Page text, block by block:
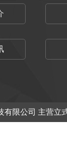
技有限公司